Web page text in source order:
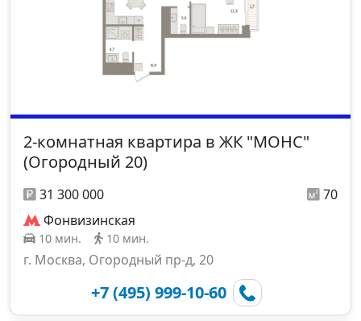
2-комнатная квартира в ЖК "МОНС"
(Огородный 20)
31 300 000
70
Фонвизинская
10 мин. 10 мин.
г. Москва, Огородный пр-д, 20
+7 (495) 999-10-60